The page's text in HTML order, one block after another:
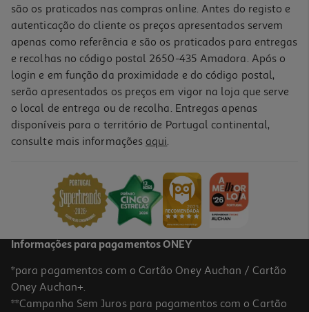
Guarana C/gas Antarctica Zero 1l (sdr)
+0,10 € Depósito
são os praticados nas compras online. Antes do registo e
autenticação do cliente os preços apresentados servem
apenas como referência e são os praticados para entregas
e recolhas no código postal 2650-435 Amadora. Após o
login e em função da proximidade e do código postal,
serão apresentados os preços em vigor na loja que serve
o local de entrega ou de recolha. Entregas apenas
disponíveis para o território de Portugal continental,
consulte mais informações aqui.
Informações para pagamentos ONEY
*para pagamentos com o Cartão Oney Auchan / Cartão
Oney Auchan+.
**Campanha Sem Juros para pagamentos com o Cartão